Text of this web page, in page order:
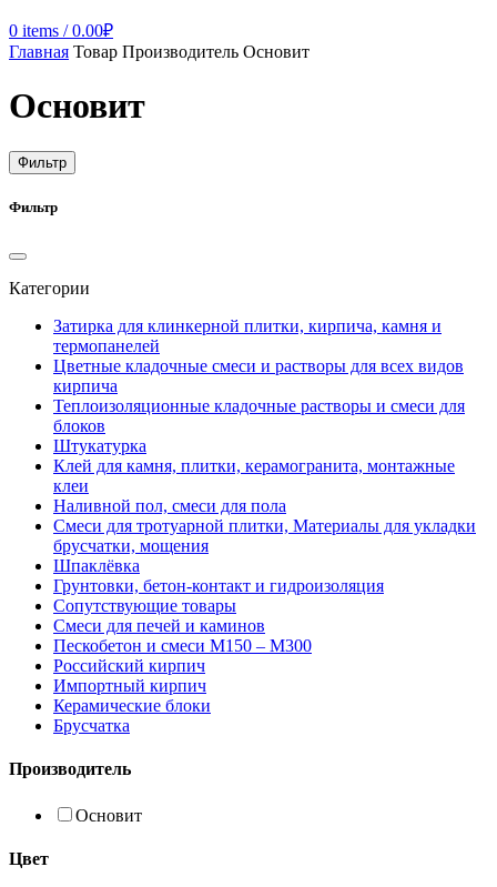
0 items / 0.00₽
Главная Товар Производитель Основит
Основит
Фильтр
Фильтр
Категории
Затирка для клинкерной плитки, кирпича, камня и
термопанелей
Цветные кладочные смеси и растворы для всех видов
кирпича
Теплоизоляционные кладочные растворы и смеси для
блоков
Штукатурка
Клей для камня, плитки, керамогранита, монтажные
клеи
Наливной пол, смеси для пола
Смеси для тротуарной плитки, Материалы для укладки
брусчатки, мощения
Шпаклёвка
Грунтовки, бетон-контакт и гидроизоляция
Сопутствующие товары
Смеси для печей и каминов
Пескобетон и смеси М150 – М300
Российский кирпич
Импортный кирпич
Керамические блоки
Брусчатка
Производитель
Основит
Цвет